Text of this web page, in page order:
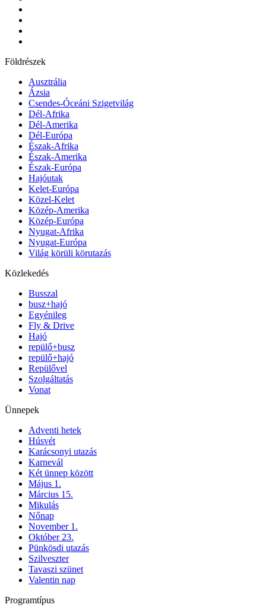
Földrészek
Ausztrália
Ázsia
Csendes-Óceáni Szigetvilág
Dél-Afrika
Dél-Amerika
Dél-Európa
Észak-Afrika
Észak-Amerika
Észak-Európa
Hajóutak
Kelet-Európa
Közel-Kelet
Közép-Amerika
Közép-Európa
Nyugat-Afrika
Nyugat-Európa
Világ körüli körutazás
Közlekedés
Busszal
busz+hajó
Egyénileg
Fly & Drive
Hajó
repülő+busz
repülő+hajó
Repülővel
Szolgáltatás
Vonat
Ünnepek
Adventi hetek
Húsvét
Karácsonyi utazás
Karnevál
Két ünnep között
Május 1.
Március 15.
Mikulás
Nőnap
November 1.
Október 23.
Pünkösdi utazás
Szilveszter
Tavaszi szünet
Valentin nap
Programtípus